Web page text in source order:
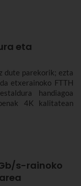
eta
dute parekorik; ezta
etxerainoko FTTH
handiagoa
4K kalitatean
s-rainoko